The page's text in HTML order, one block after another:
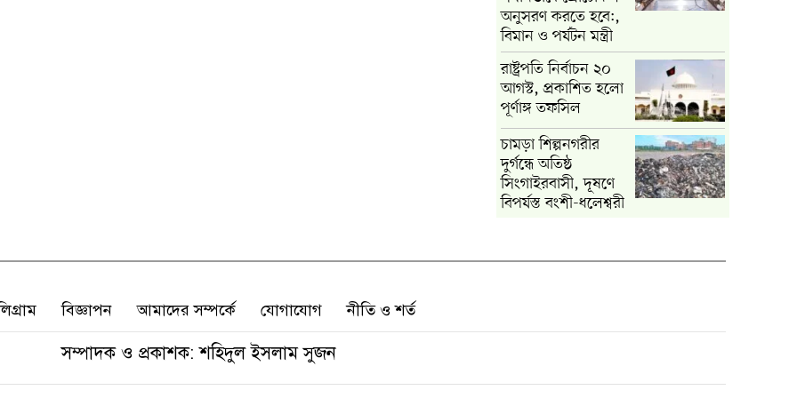
অনুসরণ করতে হবে:,
বিমান ও পর্যটন মন্ত্রী
রাষ্ট্রপতি নির্বাচন ২০
আগস্ট, প্রকাশিত হলো
পূর্ণাঙ্গ তফসিল
চামড়া শিল্পনগরীর
দুর্গন্ধে অতিষ্ঠ
সিংগাইরবাসী, দূষণে
বিপর্যস্ত বংশী-ধলেশ্বরী
বিজ্ঞাপন আমাদের সম্পর্কে যোগাযোগ নীতি ও শর্ত
সম্পাদক ও প্রকাশক: শহিদুল ইসলাম সুজন